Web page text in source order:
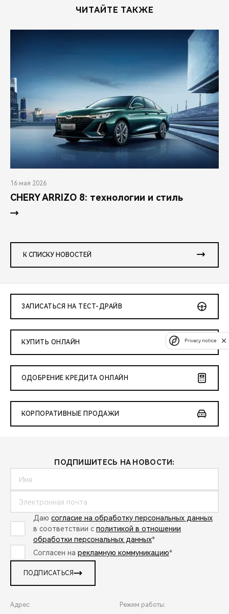
ЧИТАЙТЕ ТАКЖЕ
16 мая 2026
CHERY ARRIZO 8: технологии и стиль
К СПИСКУ НОВОСТЕЙ
ЗАПИСАТЬСЯ НА ТЕСТ-ДРАЙВ
КУПИТЬ ОНЛАЙН
ОДОБРЕНИЕ КРЕДИТА ОНЛАЙН
КОРПОРАТИВНЫЕ ПРОДАЖИ
ПОДПИШИТЕСЬ НА НОВОСТИ:
Даю согласие на обработку персональных данных
в соответствии с политикой в отношении
обработки персональных данных*
Согласен на рекламную коммуникацию*
ПОДПИСАТЬСЯ
Адрес: Режим работы:
Privacy notice